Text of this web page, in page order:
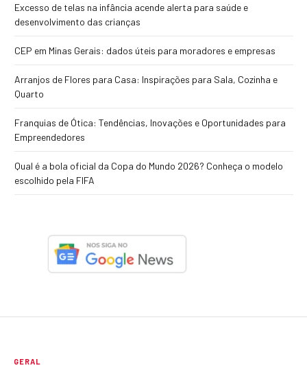
Excesso de telas na infância acende alerta para saúde e
desenvolvimento das crianças
CEP em Minas Gerais: dados úteis para moradores e empresas
Arranjos de Flores para Casa: Inspirações para Sala, Cozinha e
Quarto
Franquias de Ótica: Tendências, Inovações e Oportunidades para
Empreendedores
Qual é a bola oficial da Copa do Mundo 2026? Conheça o modelo
escolhido pela FIFA
GERAL